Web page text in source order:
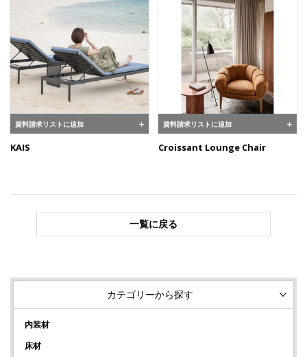
資料請求リストに追加
KAIS
資料請求リストに追加
Croissant Lounge Chair
一覧に戻る
カテゴリーから探す
内装材
床材